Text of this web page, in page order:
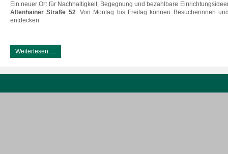
Ein neuer Ort für Nachhaltigkeit, Begegnung und bezahlbare
Altenhainer Straße 52. Von Montag bis Freitag können Besucherinnen
entdecken.
Weiterlesen …